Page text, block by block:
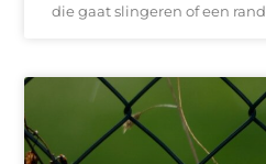
die gaat slingeren of een rand